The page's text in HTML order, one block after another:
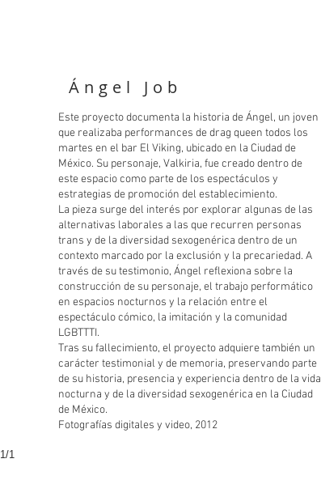
1/1
Ángel Job
Este proyecto documenta la historia de Ángel, un joven
que realizaba performances de drag queen todos los
martes en el bar El Viking, ubicado en la Ciudad de
México. Su personaje, Valkiria, fue creado dentro de
este espacio como parte de los espectáculos y
estrategias de promoción del establecimiento.
La pieza surge del interés por explorar algunas de las
alternativas laborales a las que recurren personas
trans y de la diversidad sexogenérica dentro de un
contexto marcado por la exclusión y la precariedad. A
través de su testimonio, Ángel reflexiona sobre la
construcción de su personaje, el trabajo performático
en espacios nocturnos y la relación entre el
espectáculo cómico, la imitación y la comunidad
LGBTTTI.
Tras su fallecimiento, el proyecto adquiere también un
carácter testimonial y de memoria, preservando parte
de su historia, presencia y experiencia dentro de la vida
nocturna y de la diversidad sexogenérica en la Ciudad
de México.
Fotografías digitales y video, 2012